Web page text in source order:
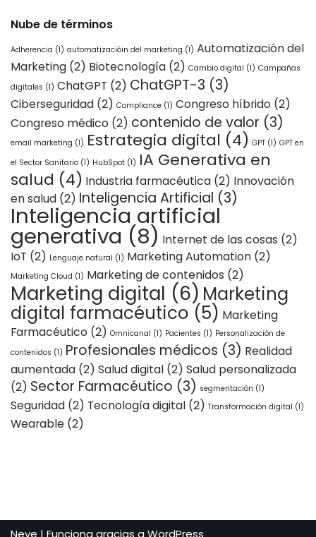
Nube de términos
Adherencia (1) automatizacióin del marketing (1) Automatización del
Marketing (2) Biotecnología (2) Cambio digital (1) Campañas
digitales (1) ChatGPT (2) ChatGPT-3 (3)
Ciberseguridad (2) Compliance (1) Congreso híbrido (2)
Congreso médico (2) contenido de valor (3)
email marketing (1) Estrategia digital (4) GPT (1) GPT en
el Sector Sanitario (1) HubSpot (1) IA Generativa en
salud (4) Industria farmacéutica (2) Innovación
en salud (2) Inteligencia Artificial (3)
Inteligencia artificial
generativa (8) Internet de las cosas (2)
IoT (2) Lenguaje natural (1) Marketing Automation (2)
Marketing Cloud (1) Marketing de contenidos (2)
Marketing digital (6) Marketing
digital farmacéutico (5) Marketing
Farmacéutico (2) Omnicanal (1) Pacientes (1) Personalización de
contenidos (1) Profesionales médicos (3) Realidad
aumentada (2) Salud digital (2) Salud personalizada
(2) Sector Farmacéutico (3) segmentación (1)
Seguridad (2) Tecnología digital (2) Transformación digital (1)
Wearable (2)
Neve | Funciona gracias a WordPress